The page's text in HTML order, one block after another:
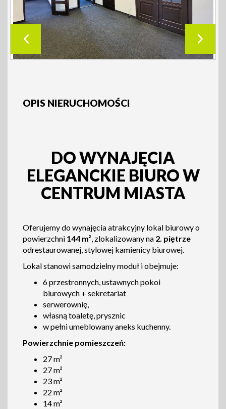
OPIS NIERUCHOMOŚCI
DO WYNAJĘCIA
ELEGANCKIE BIURO W
CENTRUM MIASTA
Oferujemy do wynajęcia atrakcyjny lokal biurowy o
powierzchni 144 m², zlokalizowany na 2. piętrze
odrestaurowanej, stylowej kamienicy biurowej.
Lokal stanowi samodzielny moduł i obejmuje:
6 przestronnych, ustawnych pokoi
biurowych + sekretariat
serwerownię,
własną toaletę, prysznic
w pełni umeblowany aneks kuchenny.
Powierzchnie pomieszczeń:
27 m²
27 m²
23 m²
22 m²
14 m²